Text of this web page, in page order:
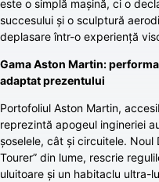
este o simplă mașină, ci o
succesului și o sculptură
deplasare într-o experiență
Gama Aston Martin:
adaptat prezentului
Portofoliul Aston Martin,
reprezintă apogeul ingineriei
șoselele, cât și circuitele. Noul
Tourer” din lume, rescrie
uluitoare și un habitaclu ultra-